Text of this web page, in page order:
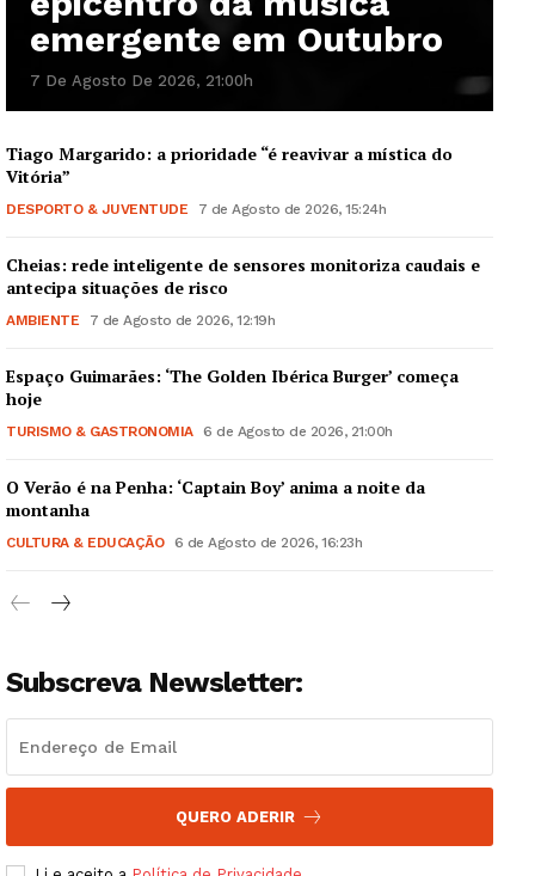
Guimarães, agora!
Institucional
Artigos
Edição Digital
Grande Entrevista
emergente em Outubro
7 De Agosto De 2026, 21:00h
Tiago Margarido: a prioridade “é reavivar a mística do
Vitória”
DESPORTO & JUVENTUDE 7 de Agosto de 2026, 15:24h
Cheias: rede inteligente de sensores monitoriza caudais e
antecipa situações de risco
AMBIENTE 7 de Agosto de 2026, 12:19h
Espaço Guimarães: ‘The Golden Ibérica Burger’ começa
hoje
TURISMO & GASTRONOMIA 6 de Agosto de 2026, 21:00h
O Verão é na Penha: ‘Captain Boy’ anima a noite da
montanha
CULTURA & EDUCAÇÃO 6 de Agosto de 2026, 16:23h
Subscreva Newsletter:
QUERO ADERIR